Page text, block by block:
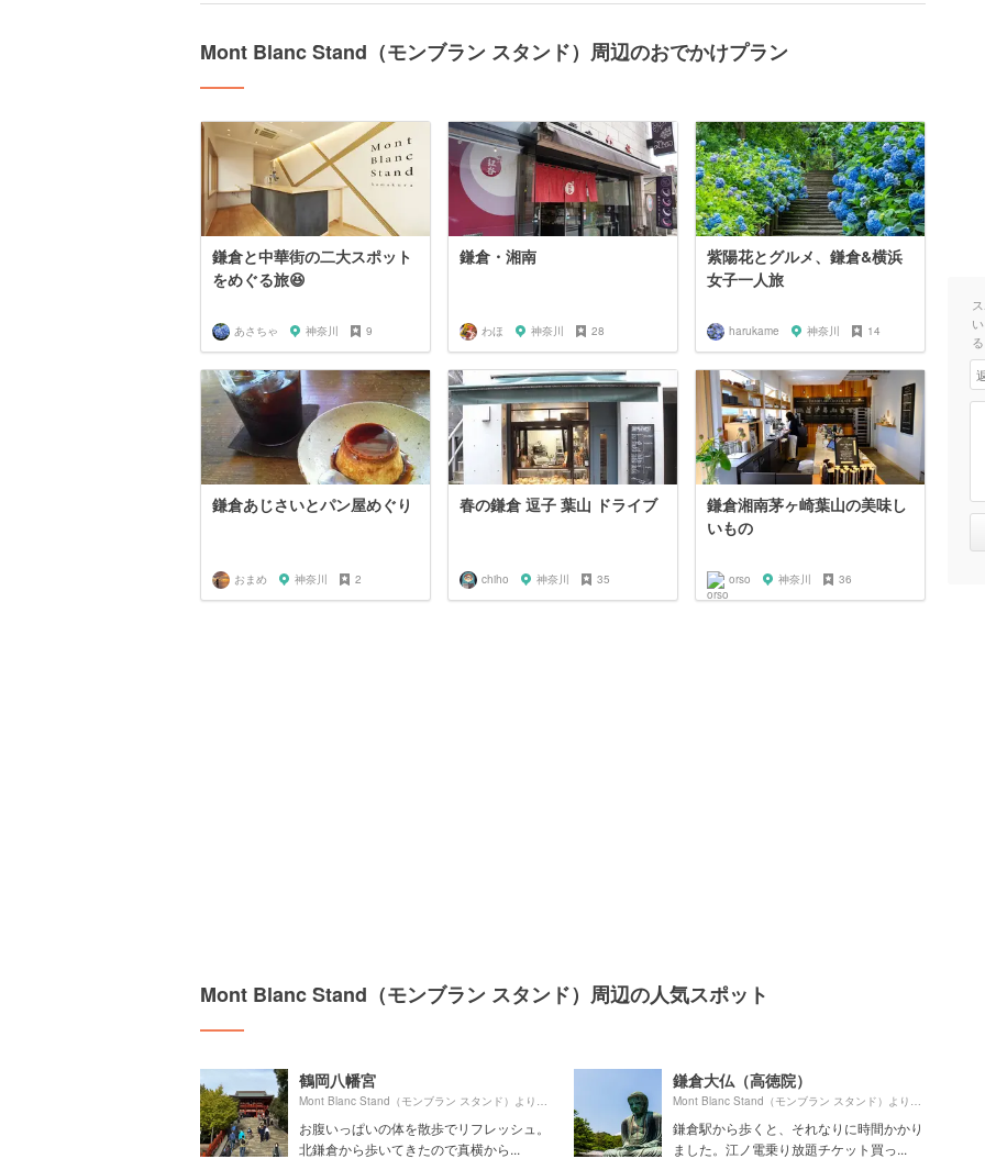
Mont Blanc Stand（モンブラン スタンド）周辺のおでかけプラン
鎌倉と中華街の二大スポット
をめぐる旅😆
あさちゃ 神奈川 9
鎌倉・湘南
わほ 神奈川 28
紫陽花とグルメ、鎌倉&横浜
女子一人旅
harukame 神奈川 14
鎌倉あじさいとパン屋めぐり
おまめ 神奈川 2
春の鎌倉 逗子 葉山 ドライブ
chiho 神奈川 35
鎌倉湘南茅ヶ崎葉山の美味し
いもの
orso 神奈川 36
Mont Blanc Stand（モンブラン スタンド）周辺の人気スポット
鶴岡八幡宮
Mont Blanc Stand（モンブラン スタンド）より約 （徒歩21分）
お腹いっぱいの体を散歩でリフレッシュ。
北鎌倉から歩いてきたので真横から...
鎌倉大仏（高徳院）
Mont Blanc Stand（モンブラン スタンド）より約
鎌倉駅から歩くと、それなりに時間かかり
ました。江ノ電乗り放題チケット買っ...